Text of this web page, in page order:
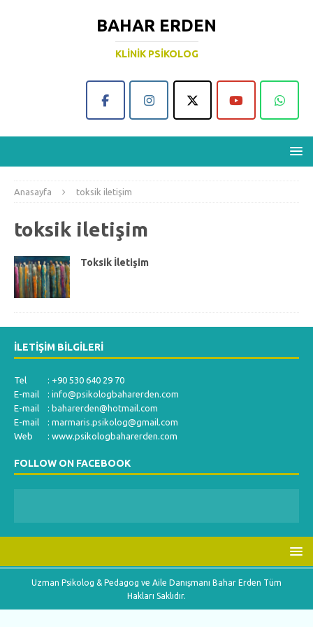
BAHAR ERDEN
KLINIK PSIKOLOG
Anasayfa toksik iletişim
toksik iletişim
Toksik İletişim
İLETIŞIM BILGILERI
Tel : +90 530 640 29 70
E-mail : info@psikologbaharerden.com
E-mail : baharerden@hotmail.com
E-mail : marmaris.psikolog@gmail.com
Web : www.psikologbaharerden.com
FOLLOW ON FACEBOOK
Uzman Psikolog & Pedagog ve Aile Danışmanı Bahar Erden Tüm
Hakları Saklıdır.